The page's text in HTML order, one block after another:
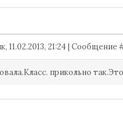
11.02.2013, 21:24 | Сообщение
прикольно